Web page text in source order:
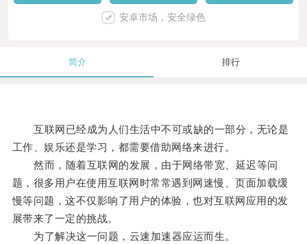
安卓市场，安全绿色
简介 排行
互联网已经成为人们生活中不可或缺的一部分，无论是
工作、娱乐还是学习，都需要借助网络来进行。
然而，随着互联网的发展，由于网络带宽、延迟等问
题，很多用户在使用互联网时常常遇到网速慢、页面加载缓
慢等问题，这不仅影响了用户的体验，也对互联网应用的发
展带来了一定的挑战。
为了解决这一问题，云速加速器应运而生。